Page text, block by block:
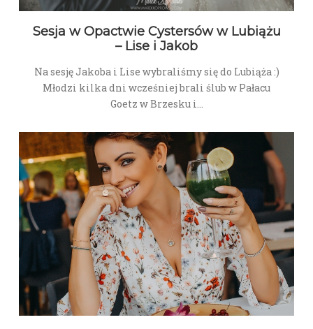
Sesja w Opactwie Cystersów w Lubiążu
– Lise i Jakob
Na sesję Jakoba i Lise wybraliśmy się do Lubiąża :)
Młodzi kilka dni wcześniej brali ślub w Pałacu
Goetz w Brzesku i…